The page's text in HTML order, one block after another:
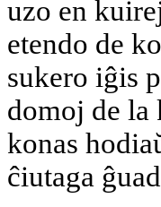
uzo en
etendo de
sukero iĝis
domoj de
konas
ĉiutaga